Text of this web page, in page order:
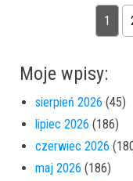
Nawigacja
1
Moje wpisy:
sierpień 2026 (45)
lipiec 2026 (186)
czerwiec 2026
maj 2026 (186)